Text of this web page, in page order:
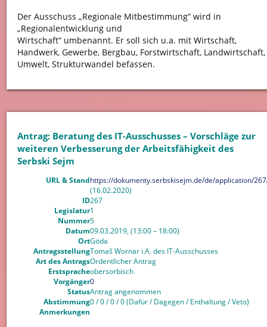
Der Ausschuss „Regionale Mitbestimmung“ wird in
„Regionalentwicklung und
Wirtschaft“ umbenannt. Er soll sich u.a. mit Wirtschaft,
Handwerk, Gewerbe, Bergbau, Forstwirtschaft, Landwirtschaft,
Umwelt, Strukturwandel befassen.
Antrag: Beratung des IT-Ausschusses – Vorschläge zur
weiteren Verbesserung der Arbeitsfähigkeit des
Serbski Sejm
URL & Standhttps://dokumenty.serbskisejm.de/de/application/
(16.02.2020)
ID267
Legislatur1
Nummer5
Datum09.03.2019, (13:00 – 18:00)
OrtGöda
AntragsstellungTomaš Wornar i.A. des IT-Ausschusses
Art des AntragsOrdentlicher Antrag
Erstspracheobersorbisch
Vorgänger0
StatusAntrag angenommen
Abstimmung0 / 0 / 0 / 0 (Dafür / Dagegen / Enthaltung / Veto)
Anmerkungen